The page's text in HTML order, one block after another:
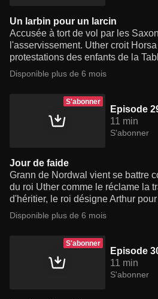
Un larbin pour un larcin
Accusée à tort de vol par les
l'asservissement. Uther croit
protestations des enfants de la
Disponible plus de 6 mois
S'abonner
Episode
11 min
S'abonner
Jour de faide
Grann de Nordwal vient se battre
du roi Uther comme le réclame la
d'héritier, le roi désigne Arthur
Disponible plus de 6 mois
S'abonner
Episode
11 min
S'abonner